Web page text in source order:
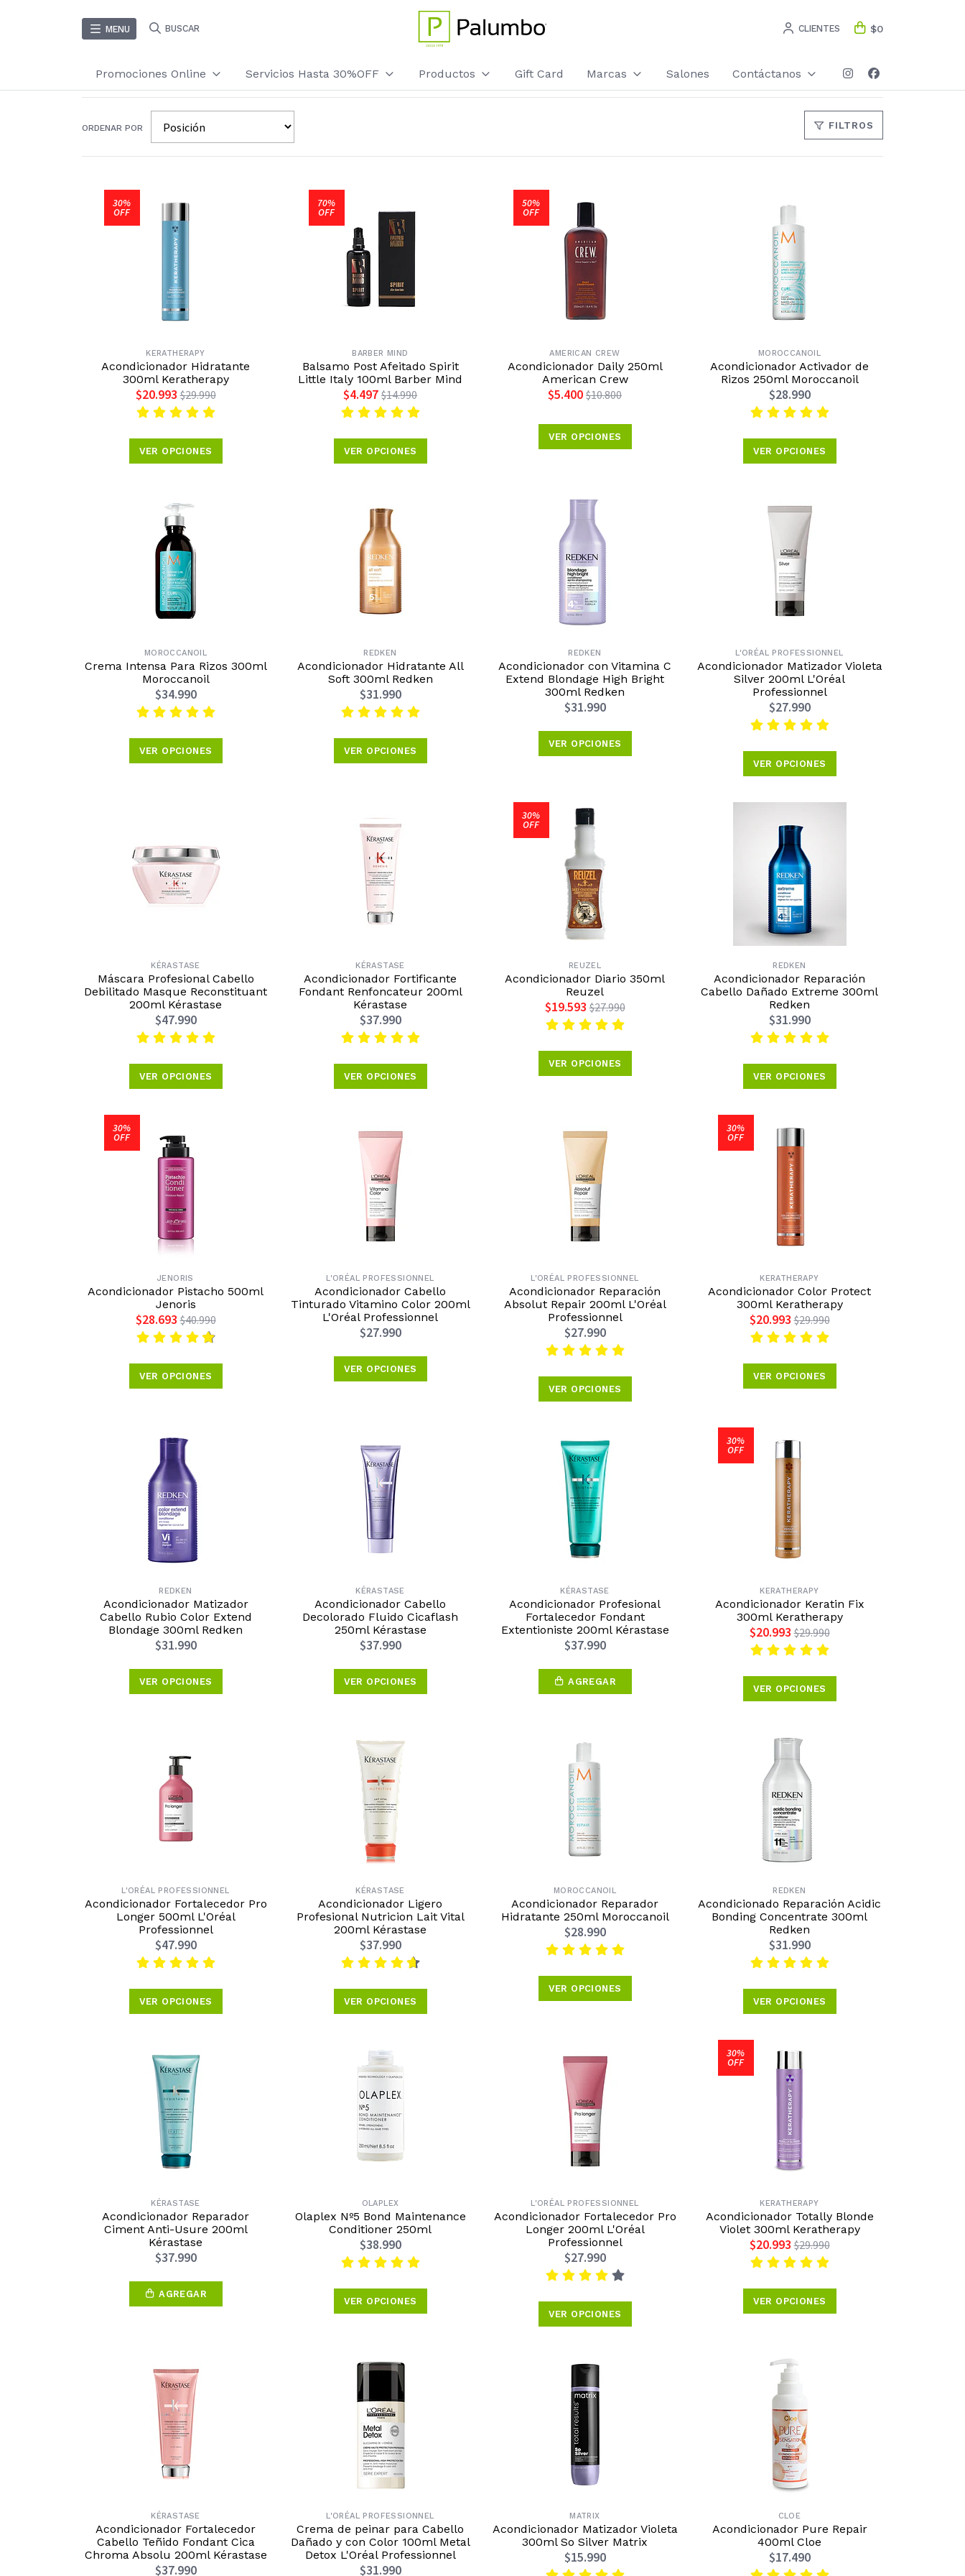
MENU BUSCAR CLIENTES $0
Promociones Online Servicios Hasta 30%OFF Productos Gift Card Marcas Salones Contáctanos
ORDENAR POR FILTROS
30%
OFF
KERATHERAPY
Acondicionador Hidratante
300ml Keratherapy
$20.993 $29.990
VER OPCIONES
70%
OFF
BARBER MIND
Balsamo Post Afeitado Spirit
Little Italy 100ml Barber Mind
$4.497 $14.990
VER OPCIONES
50%
OFF
AMERICAN CREW
Acondicionador Daily 250ml
American Crew
$5.400 $10.800
VER OPCIONES
MOROCCANOIL
Acondicionador Activador de
Rizos 250ml Moroccanoil
$28.990
VER OPCIONES
MOROCCANOIL
Crema Intensa Para Rizos 300ml
Moroccanoil
$34.990
VER OPCIONES
REDKEN
Acondicionador Hidratante All
Soft 300ml Redken
$31.990
VER OPCIONES
REDKEN
Acondicionador con Vitamina C
Extend Blondage High Bright
300ml Redken
$31.990
VER OPCIONES
L'ORÉAL PROFESSIONNEL
Acondicionador Matizador Violeta
Silver 200ml L'Oréal
Professionnel
$27.990
VER OPCIONES
KÉRASTASE
Máscara Profesional Cabello
Debilitado Masque Reconstituant
200ml Kérastase
$47.990
VER OPCIONES
KÉRASTASE
Acondicionador Fortificante
Fondant Renfoncateur 200ml
Kérastase
$37.990
VER OPCIONES
30%
OFF
REUZEL
Acondicionador Diario 350ml
Reuzel
$19.593 $27.990
VER OPCIONES
REDKEN
Acondicionador Reparación
Cabello Dañado Extreme 300ml
Redken
$31.990
VER OPCIONES
30%
OFF
JENORIS
Acondicionador Pistacho 500ml
Jenoris
$28.693 $40.990
VER OPCIONES
L'ORÉAL PROFESSIONNEL
Acondicionador Cabello
Tinturado Vitamino Color 200ml
L'Oréal Professionnel
$27.990
VER OPCIONES
L'ORÉAL PROFESSIONNEL
Acondicionador Reparación
Absolut Repair 200ml L'Oréal
Professionnel
$27.990
VER OPCIONES
30%
OFF
KERATHERAPY
Acondicionador Color Protect
300ml Keratherapy
$20.993 $29.990
VER OPCIONES
REDKEN
Acondicionador Matizador
Cabello Rubio Color Extend
Blondage 300ml Redken
$31.990
VER OPCIONES
KÉRASTASE
Acondicionador Cabello
Decolorado Fluido Cicaflash
250ml Kérastase
$37.990
VER OPCIONES
KÉRASTASE
Acondicionador Profesional
Fortalecedor Fondant
Extentioniste 200ml Kérastase
$37.990
AGREGAR
30%
OFF
KERATHERAPY
Acondicionador Keratin Fix
300ml Keratherapy
$20.993 $29.990
VER OPCIONES
L'ORÉAL PROFESSIONNEL
Acondicionador Fortalecedor Pro
Longer 500ml L'Oréal
Professionnel
$47.990
VER OPCIONES
KÉRASTASE
Acondicionador Ligero
Profesional Nutricion Lait Vital
200ml Kérastase
$37.990
VER OPCIONES
MOROCCANOIL
Acondicionador Reparador
Hidratante 250ml Moroccanoil
$28.990
VER OPCIONES
REDKEN
Acondicionado Reparación Acidic
Bonding Concentrate 300ml
Redken
$31.990
VER OPCIONES
KÉRASTASE
Acondicionador Reparador
Ciment Anti-Usure 200ml
Kérastase
$37.990
AGREGAR
OLAPLEX
Olaplex Nº5 Bond Maintenance
Conditioner 250ml
$38.990
VER OPCIONES
L'ORÉAL PROFESSIONNEL
Acondicionador Fortalecedor Pro
Longer 200ml L'Oréal
Professionnel
$27.990
VER OPCIONES
30%
OFF
KERATHERAPY
Acondicionador Totally Blonde
Violet 300ml Keratherapy
$20.993 $29.990
VER OPCIONES
KÉRASTASE
Acondicionador Fortalecedor
Cabello Teñido Fondant Cica
Chroma Absolu 200ml Kérastase
$37.990
L'ORÉAL PROFESSIONNEL
Crema de peinar para Cabello
Dañado y con Color 100ml Metal
Detox L'Oréal Professionnel
$31.990
MATRIX
Acondicionador Matizador Violeta
300ml So Silver Matrix
$15.990
CLOE
Acondicionador Pure Repair
400ml Cloe
$17.490